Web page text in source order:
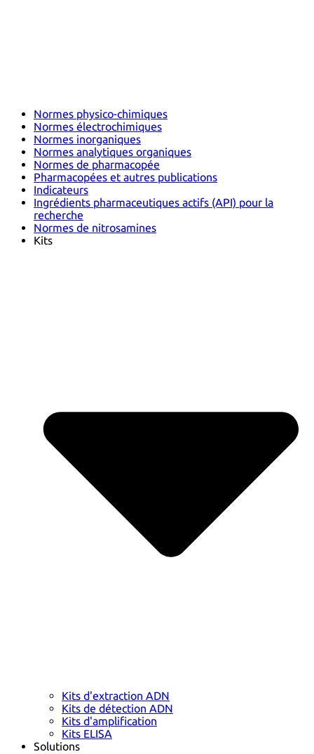
Normes physico-chimiques
Normes électrochimiques
Normes inorganiques
Normes analytiques organiques
Normes de pharmacopée
Pharmacopées et autres publications
Indicateurs
Ingrédients pharmaceutiques actifs (API) pour la
recherche
Normes de nitrosamines
Kits
Kits d'extraction ADN
Kits de détection ADN
Kits d'amplification
Kits ELISA
Solutions